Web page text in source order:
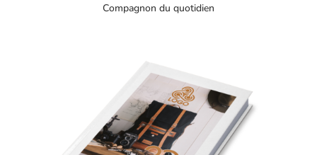
Compagnon du quotidien